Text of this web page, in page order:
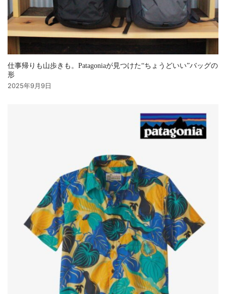
仕事帰りも山歩きも。Patagoniaが見つけた“ちょうどいい”バッグの
形
2025年9月9日